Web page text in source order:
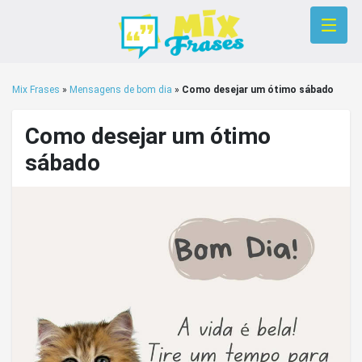
Mix Frases » Mensagens de bom dia » Como desejar um ótimo sábado
Como desejar um ótimo
sábado